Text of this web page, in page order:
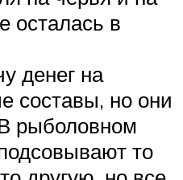
осталась в
денег на
составы, но они
рыболовном
то